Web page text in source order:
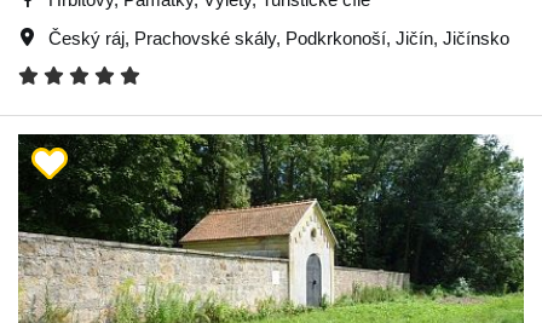
Český ráj, Prachovské skály, Podkrkonoší, Jičín, Jičínsko